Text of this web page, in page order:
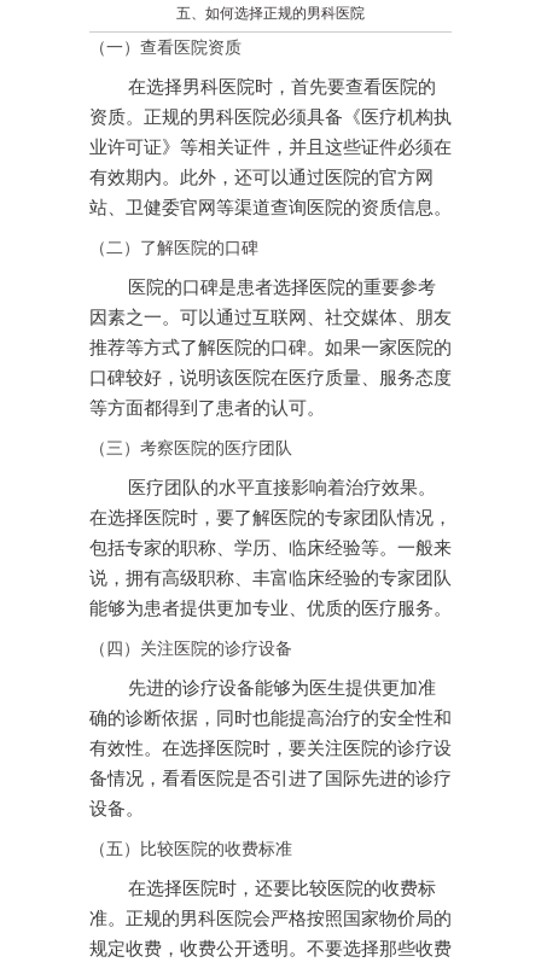
五、如何选择正规的男科医院
（一）查看医院资质
在选择男科医院时，首先要查看医院的
资质。正规的男科医院必须具备《医疗机构执
业许可证》等相关证件，并且这些证件必须在
有效期内。此外，还可以通过医院的官方网
站、卫健委官网等渠道查询医院的资质信息。
（二）了解医院的口碑
医院的口碑是患者选择医院的重要参考
因素之一。可以通过互联网、社交媒体、朋友
推荐等方式了解医院的口碑。如果一家医院的
口碑较好，说明该医院在医疗质量、服务态度
等方面都得到了患者的认可。
（三）考察医院的医疗团队
医疗团队的水平直接影响着治疗效果。
在选择医院时，要了解医院的专家团队情况，
包括专家的职称、学历、临床经验等。一般来
说，拥有高级职称、丰富临床经验的专家团队
能够为患者提供更加专业、优质的医疗服务。
（四）关注医院的诊疗设备
先进的诊疗设备能够为医生提供更加准
确的诊断依据，同时也能提高治疗的安全性和
有效性。在选择医院时，要关注医院的诊疗设
备情况，看看医院是否引进了国际先进的诊疗
设备。
（五）比较医院的收费标准
在选择医院时，还要比较医院的收费标
准。正规的男科医院会严格按照国家物价局的
规定收费，收费公开透明。不要选择那些收费